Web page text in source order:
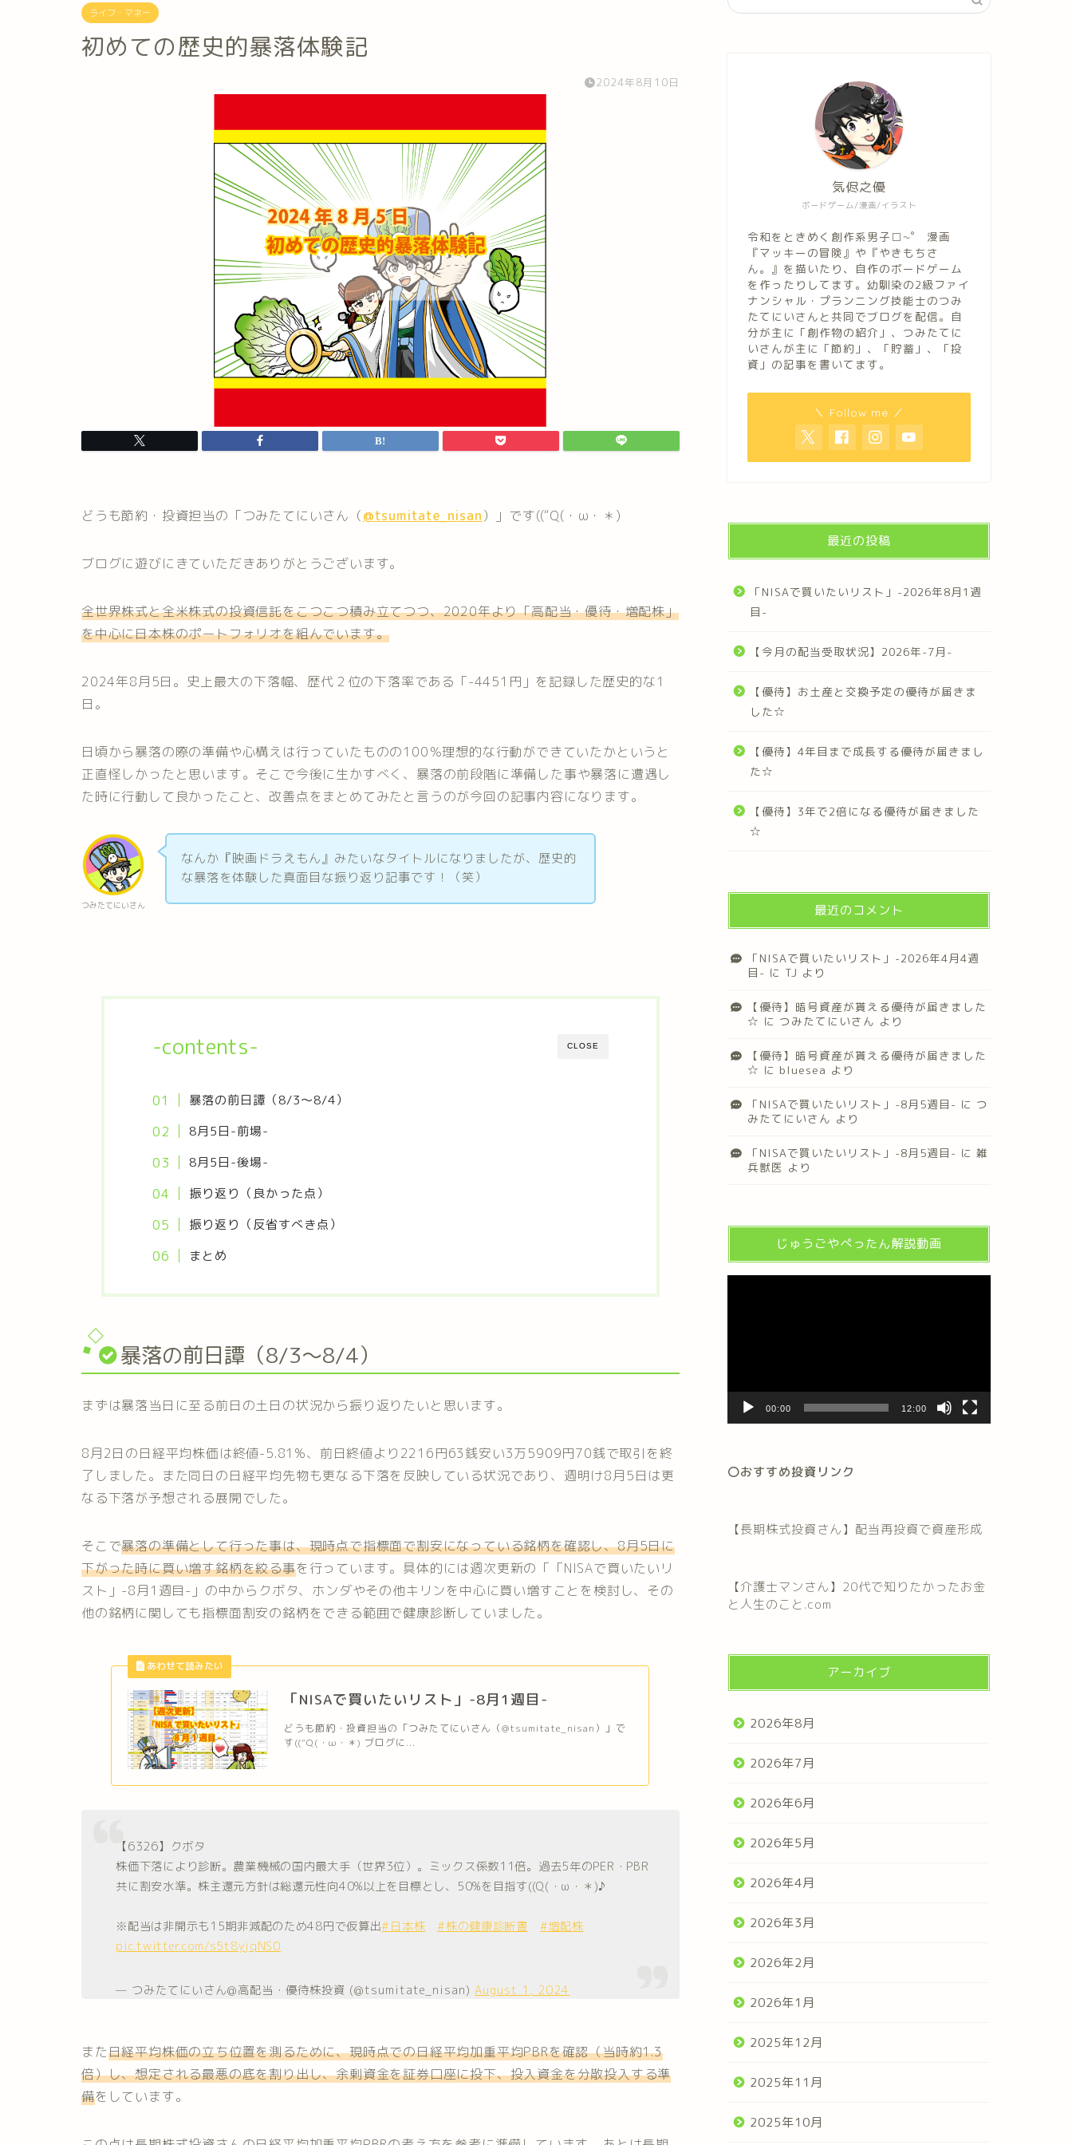
ライフ・マネー
初めての歴史的暴落体験記
2024年8月10日
どうも節約・投資担当の「つみたてにいさん（@tsumitate_nisan）」です((“Q(・ω・＊)
ブログに遊びにきていただきありがとうございます。
全世界株式と全米株式の投資信託をこつこつ積み立てつつ、2020年より「高配当・優待・増配株」
を中心に日本株のポートフォリオを組んでいます。
2024年8月5日。史上最大の下落幅、歴代２位の下落率である「-4451円」を記録した歴史的な1
日。
日頃から暴落の際の準備や心構えは行っていたものの100％理想的な行動ができていたかというと
正直怪しかったと思います。そこで今後に生かすべく、暴落の前段階に準備した事や暴落に遭遇し
た時に行動して良かったこと、改善点をまとめてみたと言うのが今回の記事内容になります。
つみたてにいさん
なんか『映画ドラえもん』みたいなタイトルになりましたが、歴史的
な暴落を体験した真面目な振り返り記事です！（笑）
CLOSE
-contents-
暴落の前日譚（8/3～8/4）
8月5日-前場-
8月5日-後場-
振り返り（良かった点）
振り返り（反省すべき点）
まとめ
暴落の前日譚（8/3～8/4）
まずは暴落当日に至る前日の土日の状況から振り返りたいと思います。
8月2日の日経平均株価は終値-5.81%、前日終値より2216円63銭安い3万5909円70銭で取引を終
了しました。また同日の日経平均先物も更なる下落を反映している状況であり、週明け8月5日は更
なる下落が予想される展開でした。
そこで暴落の準備として行った事は、現時点で指標面で割安になっている銘柄を確認し、8月5日に
下がった時に買い増す銘柄を絞る事を行っています。具体的には週次更新の「「NISAで買いたいリ
スト」-8月1週目-」の中からクボタ、ホンダやその他キリンを中心に買い増すことを検討し、その
他の銘柄に関しても指標面割安の銘柄をできる範囲で健康診断していました。
「NISAで買いたいリスト」-8月1週目-
どうも節約・投資担当の「つみたてにいさん（@tsumitate_nisan）」で
す((“Q(・ω・＊) ブログに...
【6326】クボタ
株価下落により診断。農業機械の国内最大手（世界3位）。ミックス係数11倍。過去5年のPER・PBR
共に割安水準。株主還元方針は総還元性向40%以上を目標とし、50%を目指す((Q(・ω・＊)♪
※配当は非開示も15期非減配のため48円で仮算出#日本株 #株の健康診断書
#増配株
pic.twitter.com/s5t8yjqNS0
— つみたてにいさん@高配当・優待株投資 (@tsumitate_nisan)August 1, 2024
また日経平均株価の立ち位置を測るために、現時点での日経平均加重平均PBRを確認（当時約1.3
倍）し、想定される最悪の底を割り出し、余剰資金を証券口座に投下、投入資金を分散投入する準
備をしています。
ボードゲーム/漫画/イラスト
気侭之優
令和をときめく創作系男子□~゜ 漫画
『マッキーの冒険』や『やきもちさ
ん。』を描いたり、自作のボードゲーム
を作ったりしてます。幼馴染の2級ファイ
ナンシャル・プランニング技能士のつみ
たてにいさんと共同でブログを配信。自
分が主に「創作物の紹介」、つみたてに
いさんが主に「節約」、「貯蓄」、「投
資」の記事を書いてます。
＼ Follow me ／
最近の投稿
「NISAで買いたいリスト」-2026年8月1週
目-
【今月の配当受取状況】2026年-7月-
【優待】お土産と交換予定の優待が届きま
した☆
【優待】4年目まで成長する優待が届きまし
た☆
【優待】3年で2倍になる優待が届きました
☆
最近のコメント
「NISAで買いたいリスト」-2026年4月4週
目- に TJ より
【優待】暗号資産が貰える優待が届きました
☆ に つみたてにいさん より
【優待】暗号資産が貰える優待が届きました
☆ に bluesea より
「NISAで買いたいリスト」-8月5週目- に つ
みたてにいさん より
「NISAで買いたいリスト」-8月5週目- に 雑
兵獣医 より
じゅうごやぺったん解説動画
ー
00:00 12:00
〇おすすめ投資リンク
【長期株式投資さん】配当再投資で資産形成
【介護士マンさん】20代で知りたかったお金
と人生のこと.com
アーカイブ
2026年8月
2026年7月
2026年6月
2026年5月
2026年4月
2026年3月
2026年2月
2026年1月
2025年12月
2025年11月
2025年10月